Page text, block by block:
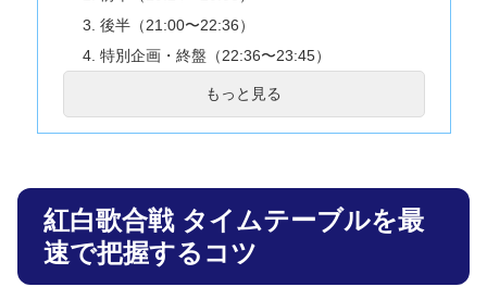
後半（21:00〜22:36）
特別企画・終盤（22:36〜23:45）
① 放送時間と配信の基本
② 出番目安と曲順の見方
⑤ ウラトーク・ラジオ活用術
紅白歌合戦 見どころを全部のせでチェック
① 特別企画とサプライズ
もっと見る
紅白歌合戦 タイムテーブルを最
速で把握するコツ